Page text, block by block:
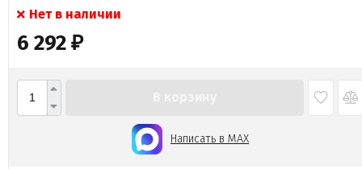
Нет в наличии
6 292 ₽
Написать в MAX